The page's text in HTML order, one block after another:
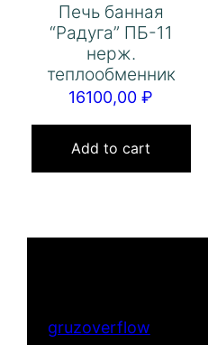
Печь банная
“Радуга” ПБ-11
нерж.
теплообменник
16100,00₽
Add to cart
gruzoverflow